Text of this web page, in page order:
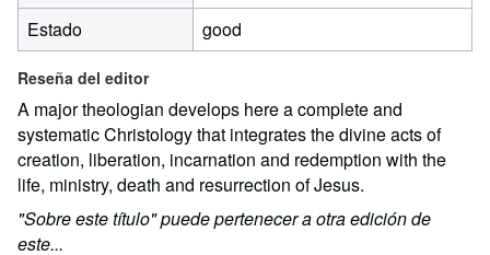
Estado
good
Reseña del editor
A major theologian develops here a complete and
systematic Christology that integrates the divine acts of
creation, liberation, incarnation and redemption with the
life, ministry, death and resurrection of Jesus.
"Sobre este título" puede pertenecer a otra edición de
este...